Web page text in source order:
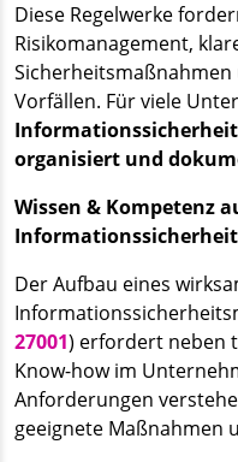
Diese Regelwerke
Risikomanagement,
Vorfällen. Für viele
organisiert und
Wissen & Kompetenz
Der Aufbau eines
27001) erfordert neben
Know-how im
Anforderungen
geeignete Maßnahmen